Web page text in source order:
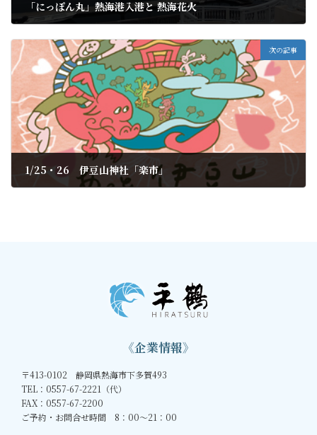
「にっぽん丸」熱海港入港と 熱海花火
次の記事
1/25・26 伊豆山神社「楽市」
《企業情報》
〒413-0102 静岡県熱海市下多賀493
TEL：0557-67-2221（代）
FAX：0557-67-2200
ご予約・お問合せ時間 8：00～21：00